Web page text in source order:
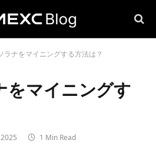
ラナをマイニングする方法は？
をマイニングす
1 Min Read